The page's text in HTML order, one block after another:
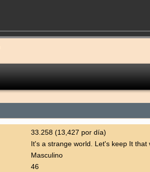
33.258 (13,427 por día)
It's a strange world. Let's keep It that
Masculino
46